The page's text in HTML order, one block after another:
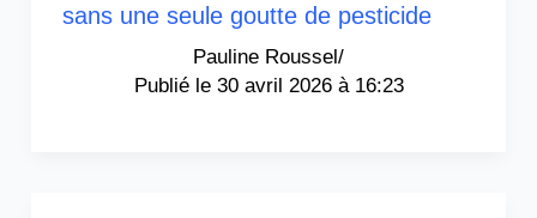
sans une seule goutte de pesticide
Pauline Roussel/
30 avril 2026 à 16:23